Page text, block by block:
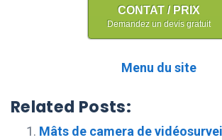
CONTAT / PRIX
Demandez un devis gratuit
Menu du site
Related Posts:
Mâts de camera de